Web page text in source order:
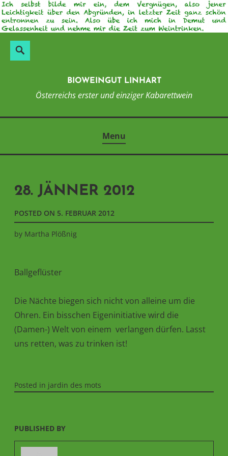
Skip
to
content
Search
BIOWEINGUT LINHART
Österreichs erster und einziger Kabarettwein
Menu
28. JÄNNER 2012
POSTED ON 5. FEBRUAR 2012
by Martha Plößnig
Ballgeflüster
Die Nächte biegen sich nicht von alleine um die
Ohren. Ein bisschen Eigeninitiative wird die
(Damen-) Welt von einem verlangen dürfen. Lasst
uns retten, was zu trinken ist!
Posted in jardin des mots
PUBLISHED BY